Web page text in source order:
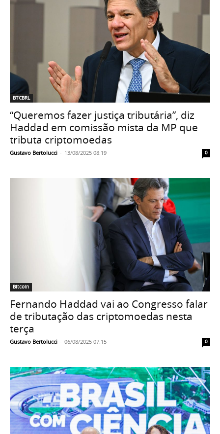
BTCBRL
“Queremos fazer justiça tributária”, diz
Haddad em comissão mista da MP que
tributa criptomoedas
Gustavo Bertolucci - 13/08/2025 08:19 0
Bitcoin
Fernando Haddad vai ao Congresso falar
de tributação das criptomoedas nesta
terça
Gustavo Bertolucci - 06/08/2025 07:15 0